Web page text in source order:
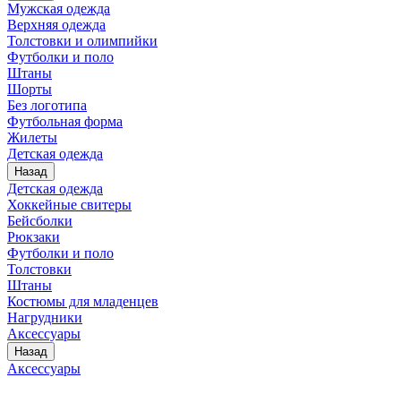
Мужская одежда
Верхняя одежда
Толстовки и олимпийки
Футболки и поло
Штаны
Шорты
Без логотипа
Футбольная форма
Жилеты
Детская одежда
Назад
Детская одежда
Хоккейные свитеры
Бейсболки
Рюкзаки
Футболки и поло
Толстовки
Штаны
Костюмы для младенцев
Нагрудники
Аксессуары
Назад
Аксессуары